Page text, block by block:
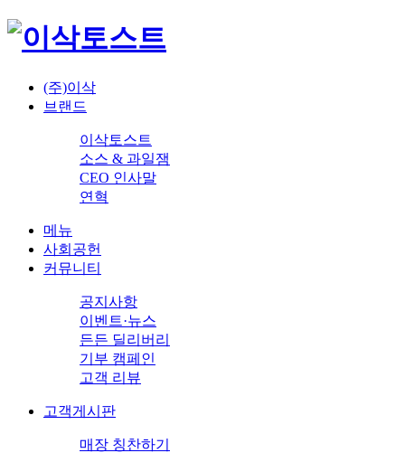
(주)이삭
브랜드
이삭토스트
소스 & 과일잼
CEO 인사말
연혁
메뉴
사회공헌
커뮤니티
공지사항
이벤트·뉴스
든든 딜리버리
기부 캠페인
고객 리뷰
고객게시판
매장 칭찬하기